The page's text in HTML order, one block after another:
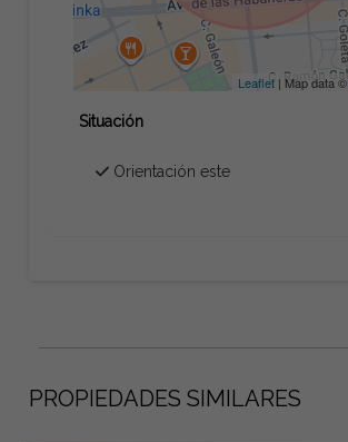
Leaflet| Map data ©
Situación
Orientación este
PROPIEDADES SIMILARES